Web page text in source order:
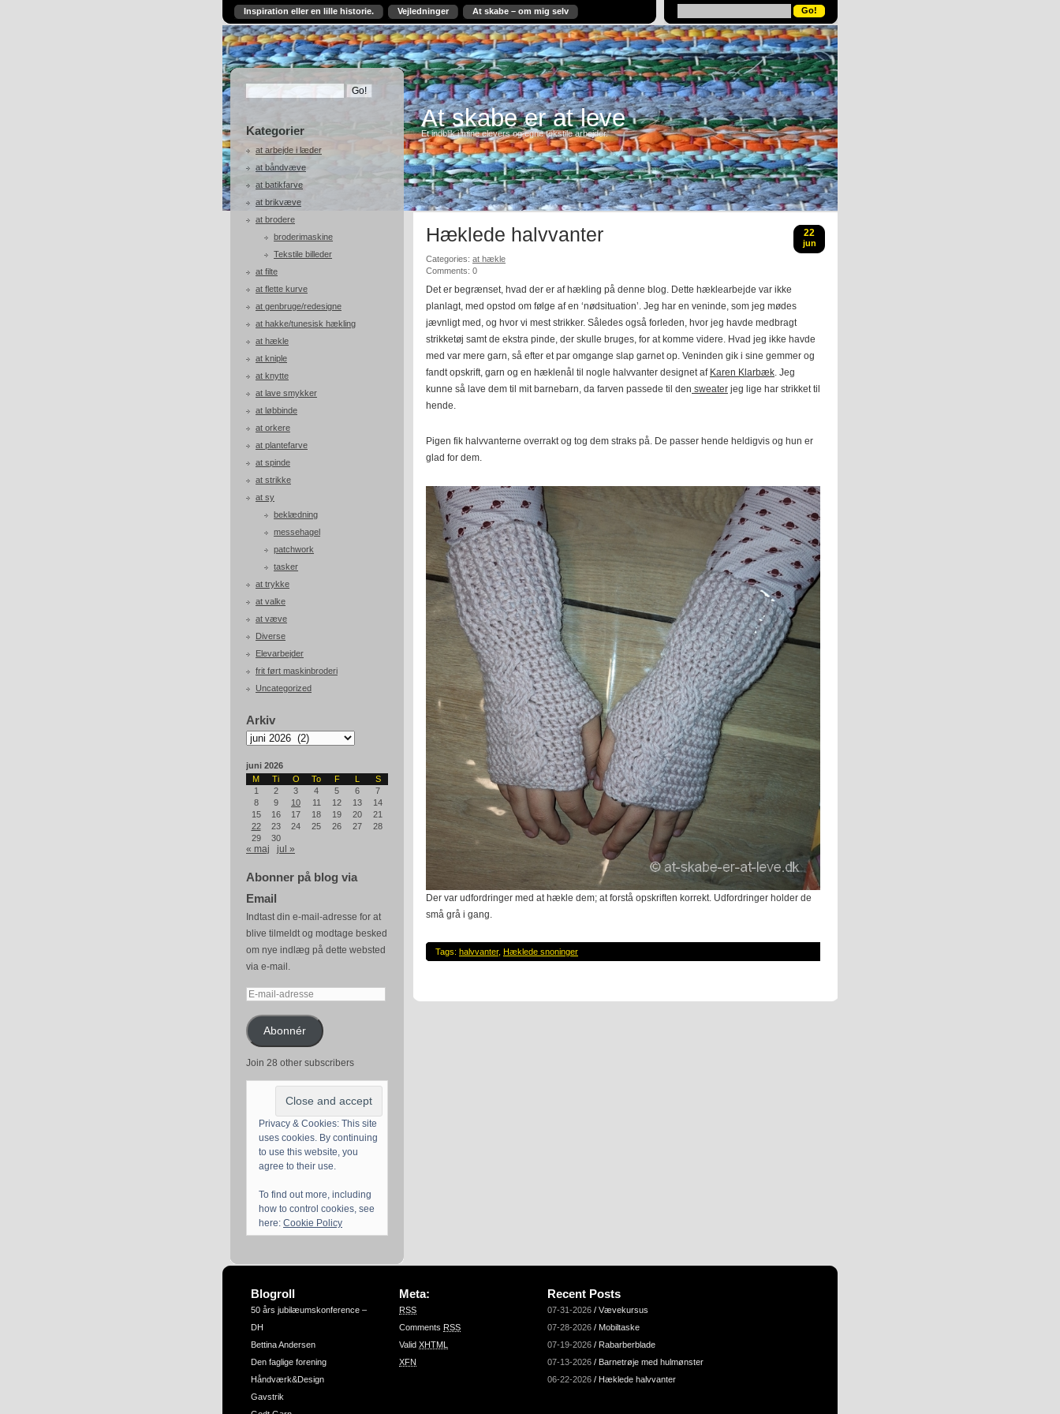
Inspiration eller en lille historie. Vejledninger At skabe – om mig selv
Kategorier
at arbejde i læder
at båndvæve
at batikfarve
at brikvæve
at brodere
broderimaskine
Tekstile billeder
at filte
at flette kurve
at genbruge/redesigne
at hakke/tunesisk hækling
at hækle
at kniple
at knytte
at lave smykker
at løbbinde
at orkere
at plantefarve
at spinde
at strikke
at sy
beklædning
messehagel
patchwork
tasker
at trykke
at valke
at væve
Diverse
Elevarbejder
frit ført maskinbroderi
Uncategorized
Arkiv
Arkiv
juni 2026
M
Ti O To F L
S
1
2 3 4 5 6
7
8
9 10 11 12 13
14
15
16 17 18 19 20
21
22
23 24 25 26 27
28
29
30
« maj jul »
Abonner på blog via
Email
Indtast din e-mail-adresse for at
blive tilmeldt og modtage besked
om nye indlæg på dette websted
via e-mail.
E-
adresseAbonnér
Join 28 other subscribers
Privacy & Cookies: This site
uses cookies. By continuing
to use this website, you
agree to their use.
To find out more, including
how to control cookies, see
here: Cookie Policy
At skabe er at leve
Et indblik i mine elevers og egne tekstile arbejder.
Hæklede halvvanter 22
jun
Categories: at hækle
Comments: 0
Det er begrænset, hvad der er af hækling på denne blog. Dette hæklearbejde var ikke
planlagt, med opstod om følge af en ‘nødsituation’. Jeg har en veninde, som jeg mødes
jævnligt med, og hvor vi mest strikker. Således også forleden, hvor jeg havde medbragt
strikketøj samt de ekstra pinde, der skulle bruges, for at komme videre. Hvad jeg ikke havde
med var mere garn, så efter et par omgange slap garnet op. Veninden gik i sine gemmer og
fandt opskrift, garn og en hæklenål til nogle halvvanter designet af Karen Klarbæk. Jeg
kunne så lave dem til mit barnebarn, da farven passede til den sweater jeg lige har strikket til
hende.
Pigen fik halvvanterne overrakt og tog dem straks på. De passer hende heldigvis og hun er
glad for dem.
Der var udfordringer med at hækle dem; at forstå opskriften korrekt. Udfordringer holder de
små grå i gang.
Tags: halvvanter, Hæklede snoninger
Blogroll
50 års jubilæumskonference –
DH
Bettina Andersen
Den faglige forening
Håndværk&Design
Gavstrik
Meta:
RSS
Comments RSS
Valid XHTML
XFN
Recent Posts
07-31-2026 / Vævekursus
07-28-2026 / Mobiltaske
07-19-2026 / Rabarberblade
07-13-2026 / Barnetrøje med hulmønster
06-22-2026 / Hæklede halvvanter